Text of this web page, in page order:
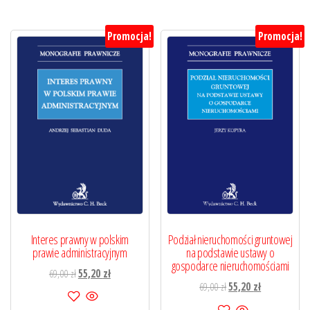
Promocja!
Interes prawny w polskim
prawie administracyjnym
69,00złPierwotna
cena
wynosiła:
55,20 złAktualna
Promocja!
Podział nieruchomości gruntowej
na podstawie ustawy o
gospodarce nieruchomościami
69,00złPierwotna
cena
55,20 złAktualna